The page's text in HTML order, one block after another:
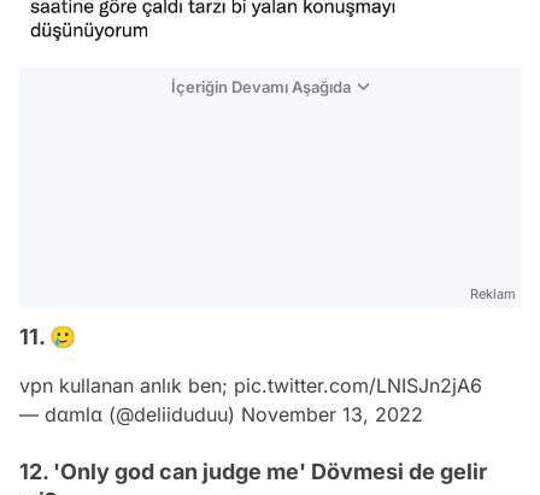
İçeriğin Devamı Aşağıda
Reklam
11. 🥲
vpn kullanan anlık ben; pic.twitter.com/LNISJn2jA6
— dαmlα (@deliiduduu) November 13, 2022
12. 'Only god can judge me' Dövmesi de gelir